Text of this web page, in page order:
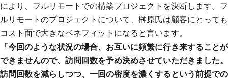
により、フルリモートでの構築プロジェクトを決断します。フ
ルリモートのプロジェクトについて、榊原氏は顧客にとっても
コスト面で大きなベネフィットになると言います。
「今回のような状況の場合、お互いに頻繁に行き来することが
できませんので、訪問回数を予め決めさせていただきました。
訪問回数を減らしつつ、一回の密度を濃くするという前提での